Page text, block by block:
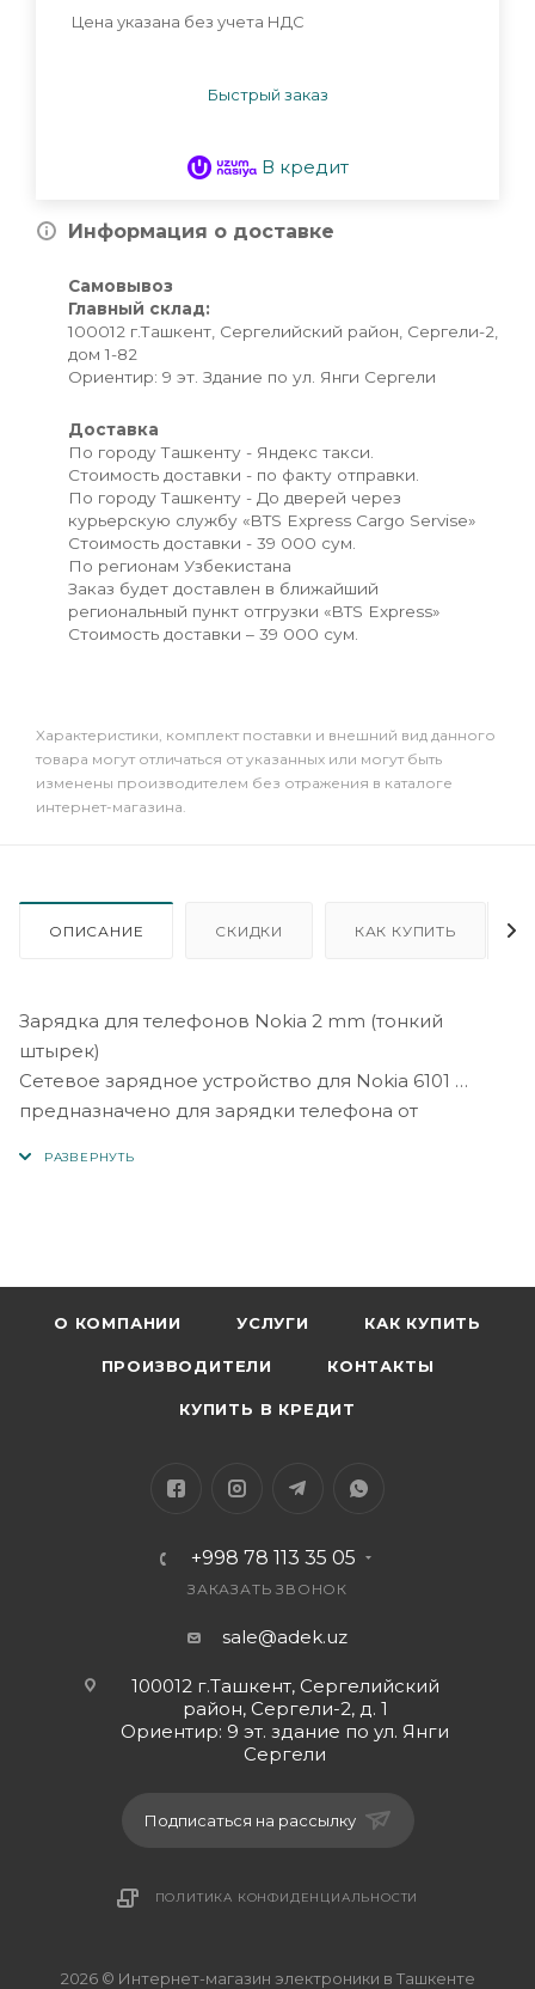
Цена указана без учета НДС
Быстрый заказ
В кредит
Информация о доставке
Самовывоз
Главный склад:
100012 г.Ташкент, Сергелийский район, Сергели-2,
дом 1-82
Ориентир: 9 эт. Здание по ул. Янги Сергели
Доставка
По городу Ташкенту - Яндекс такси.
Стоимость доставки - по факту отправки.
По городу Ташкенту - До дверей через
курьерскую службу «BTS Express Cargo Servise»
Стоимость доставки - 39 000 сум.
По регионам Узбекистана
Заказ будет доставлен в ближайший
региональный пункт отгрузки «BTS Express»
Стоимость доставки – 39 000 сум.
Xарактеристики, комплект поставки и внешний вид данного
товара могут отличаться от указанных или могут быть
изменены производителем без отражения в каталоге
интернет-магазина.
ОПИСАНИЕ СКИДКИ КАК КУПИТЬ
Зарядка для телефонов Nokia 2 mm (тонкий
штырек)
Сетевое зарядное устройство для Nokia 6101
предназначено для зарядки телефона от
Технические характеристики:
- кабель Nokia 2.0 мм
- штекер для подключения датирован под разъем
Nokia 6101. Зарядное устройство предназначено
О КОМПАНИИ УСЛУГИ КАК КУПИТЬ
ПРОИЗВОДИТЕЛИ КОНТАКТЫ
КУПИТЬ В КРЕДИТ
+998 78 113 35 05
ЗАКАЗАТЬ ЗВОНОК
sale@adek.uz
100012 г.Ташкент, Сергелийский
район, Сергели-2, д. 1
Ориентир: 9 эт. здание по ул. Янги
Сергели
Подписаться на рассылку
ПОЛИТИКА КОНФИДЕНЦИАЛЬНОСТИ
2026 © Интернет-магазин электроники в Ташкенте